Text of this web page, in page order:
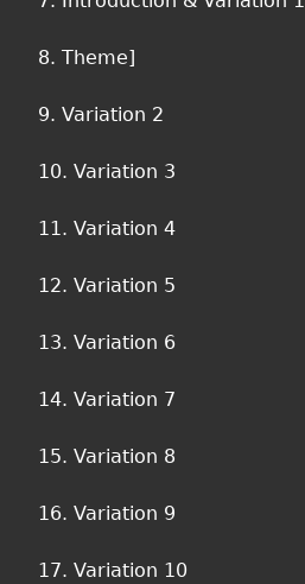
8. Theme]
9. Variation 2
10. Variation 3
11. Variation 4
12. Variation 5
13. Variation 6
14. Variation 7
15. Variation 8
16. Variation 9
17. Variation 10